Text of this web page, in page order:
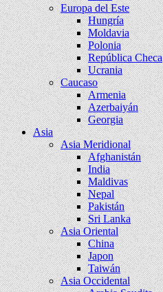
Europa del Este
Hungría
Moldavia
Polonia
República Checa
Ucrania
Caucaso
Armenia
Azerbaiyán
Georgia
Asia
Asia Meridional
Afghanistán
India
Maldivas
Nepal
Pakistán
Sri Lanka
Asia Oriental
China
Japon
Taiwán
Asia Occidental